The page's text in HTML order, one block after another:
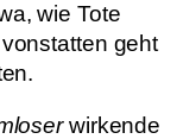
wie Tote
geht
wirkende